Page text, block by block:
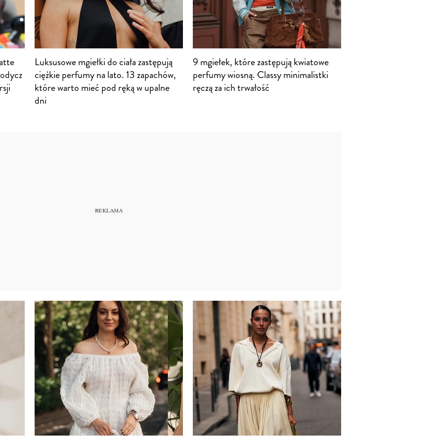
Luksusowe mgiełki do ciała zastępują
ciężkie perfumy na lato. 13 zapachów,
które warto mieć pod ręką w upalne
dni
9 mgiełek, które zastępują kwiatowe
perfumy wiosną. Classy minimalistki
ręczą za ich trwałość